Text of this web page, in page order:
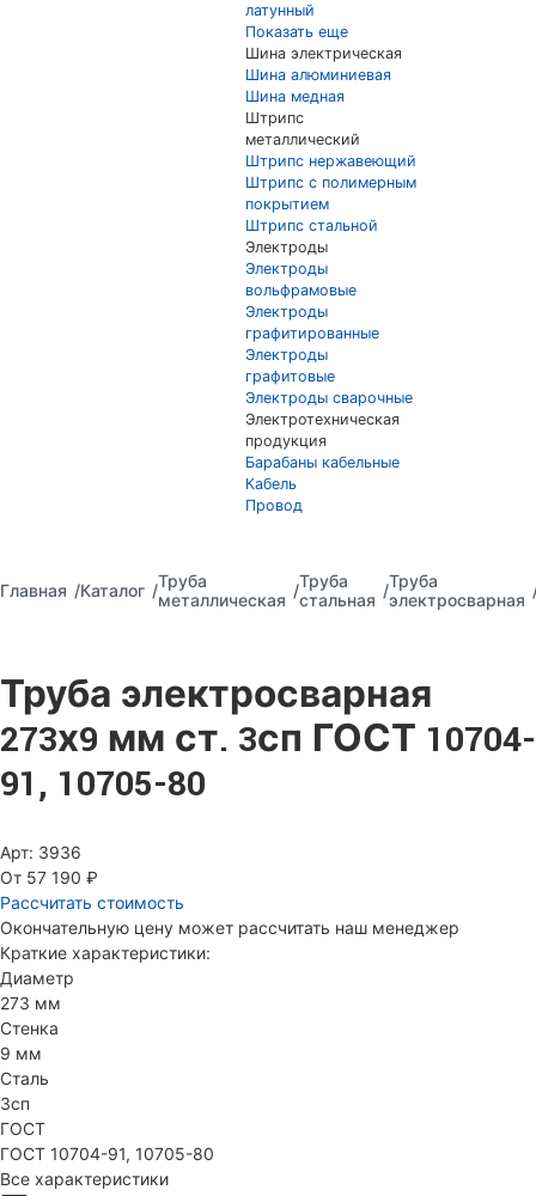
латунный
Показать еще
Шина электрическая
Шина алюминиевая
Шина медная
Штрипс
металлический
Штрипс нержавеющий
Штрипс с полимерным
покрытием
Штрипс стальной
Электроды
Электроды
вольфрамовые
Электроды
графитированные
Электроды
графитовые
Электроды сварочные
Электротехническая
продукция
Барабаны кабельные
Кабель
Провод
Главная Каталог
Труба
металлическая
Труба
стальная
Труба
электросварная
Труба электросварная
273х9 мм ст. 3сп ГОСТ 10704-
91, 10705-80
Арт: 3936
От 57 190 ₽
Рассчитать стоимость
Окончательную цену может рассчитать наш менеджер
Краткие характеристики:
Диаметр
273 мм
Стенка
9 мм
Сталь
3сп
ГОСТ
ГОСТ 10704-91, 10705-80
Все характеристики